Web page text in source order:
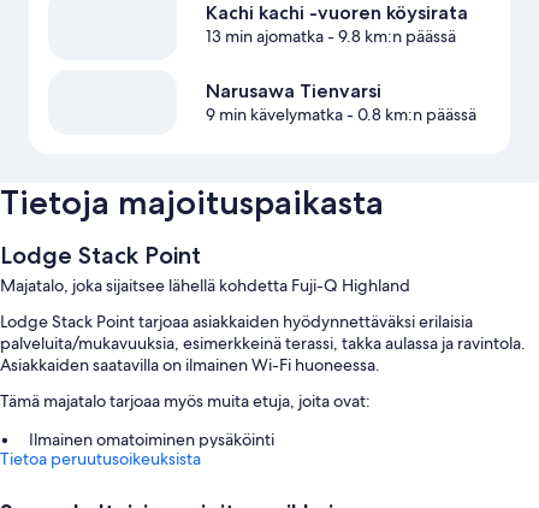
Kachi kachi -vuoren köysirata
13 min ajomatka- 9.8 km:n päässä
Narusawa Tienvarsi
9 min kävelymatka- 0.8 km:n päässä
Tietoja majoituspaikasta
Lodge Stack Point
Majatalo, joka sijaitsee lähellä kohdetta Fuji-Q Highland
Lodge Stack Point tarjoaa asiakkaiden hyödynnettäväksi erilaisia
palveluita/mukavuuksia, esimerkkeinä terassi, takka aulassa ja ravintola.
Asiakkaiden saatavilla on ilmainen Wi-Fi huoneessa.
Tämä majatalo tarjoaa myös muita etuja, joita ovat:
Ilmainen omatoiminen pysäköinti
Mannermainen aamiainen (lisämaksusta) ja savuttomat tilat
Tietoa peruutusoikeuksista